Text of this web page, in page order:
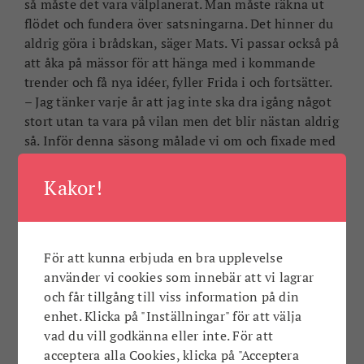
så måste det vara välplanerat. Man måste räkna ut
flödet och fundera över satsningarna. Det hinner du
aldrig göra i brådskan, säger Mats. Vi passar också på
att åka på mässor för att hänga med i kommande
trender och få nya idéer, fyller Frida i och fortsätter.
– Jag tänker varje år att jag inte ska dra igång något
stort utan ta vara på vilan men det blir nästan aldrig
så. Inför denna säsong målade vi om och fixade med
säger Frida och skrattar.
Kakor!
För att kunna erbjuda en bra upplevelse
använder vi cookies som innebär att vi lagrar
och får tillgång till viss information på din
enhet. Klicka på "Inställningar" för att välja
vad du vill godkänna eller inte. För att
acceptera alla Cookies, klicka på "Acceptera